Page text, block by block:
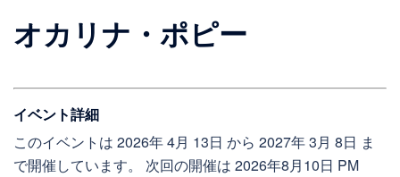
オカリナ・ポピー
イベント詳細
このイベントは 2026年 4月 13日 から 2027年 3月 8日 ま
で開催しています。 次回の開催は 2026年8月10日 PM